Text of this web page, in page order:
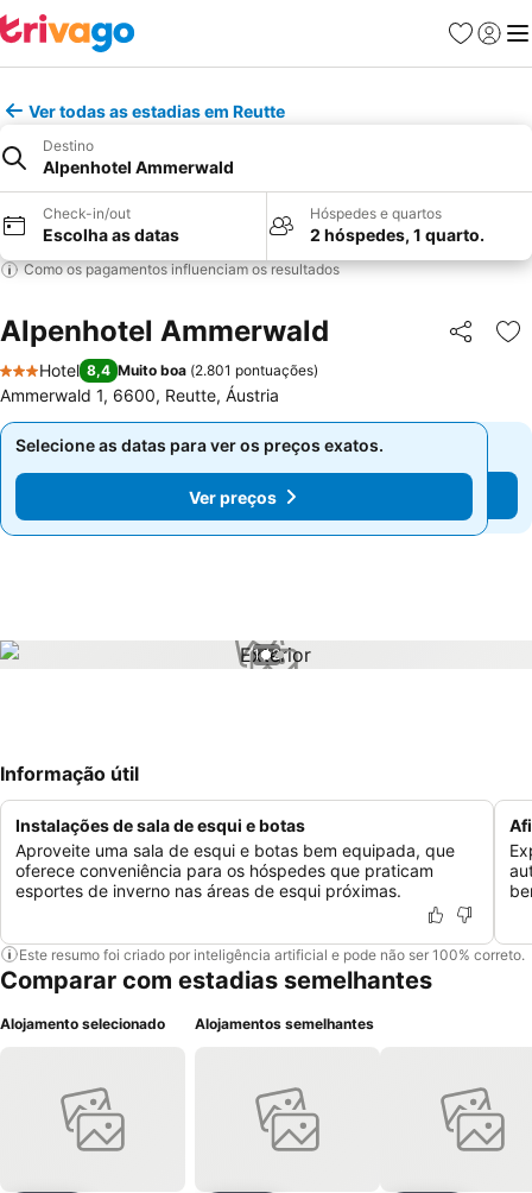
Favoritos
Iniciar
Ver todas as estadias em Reutte
Destino
Alpenhotel Ammerwald
Check-in/out
Escolha as datas
Hóspedes e quartos
2 hóspedes, 1 quarto.
Como os pagamentos influenciam os resultados
Alpenhotel Ammerwald Partilhar
3 Estrelas
Hotel 8,4 Muito boa (2.801 pontuações)
Ammerwald 1, 6600, Reutte, Áustria
Selecione as datas para ver os preços exatos.
Ver preços
Selecione as datas para ver os preços exatos.
Ver preços
1 / 2
Informação útil
Instalações de sala de esqui e botas
Aproveite uma sala de esqui e botas bem equipada, que
oferece conveniência para os hóspedes que praticam
esportes de inverno nas áreas de esqui próximas.
Este resumo foi criado por inteligência artificial e pode não ser 100% correto.
Comparar com estadias semelhantes
Alojamento selecionado Alojamentos semelhantes